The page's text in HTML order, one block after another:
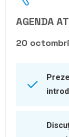
AGENDA
20